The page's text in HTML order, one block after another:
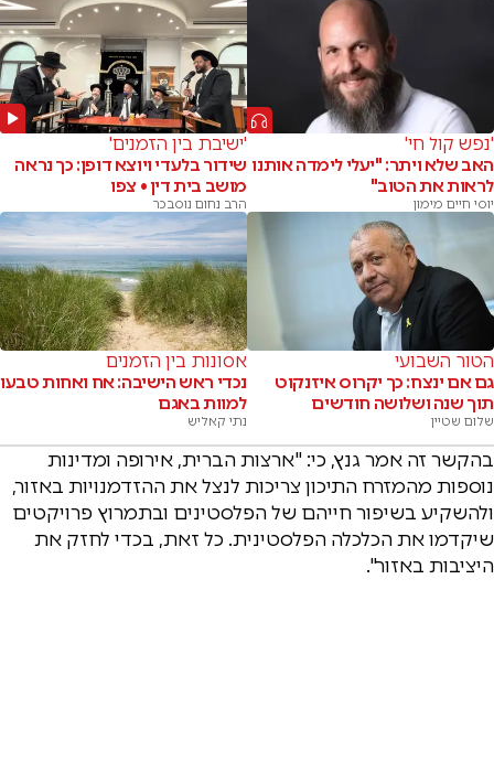
'נפש קול חי'
האב שלא ויתר: "יעלי לימדה אותנו
לראות את הטוב"
יוסי חיים מימון
'ישיבת בין הזמנים'
שידור בלעדי ויוצא דופן: כך נראה
מושב בית דין • צפו
הרב נחום נוסבכר
הטור השבועי
גם אם ינצח: כך יקרוס איזנקוט
תוך שנה ושלושה חודשים
שלום שטיין
אסונות בין הזמנים
נכדי ראש הישיבה: אח ואחות טבעו
למוות באגם
נתי קאליש
בהקשר זה אמר גנץ, כי: "ארצות הברית, אירופה ומדינות
נוספות מהמזרח התיכון צריכות לנצל את ההזדמנויות באזור,
ולהשקיע בשיפור חייהם של הפלסטינים ובתמרוץ פרויקטים
שיקדמו את הכלכלה הפלסטינית. כל זאת, בכדי לחזק את
היציבות באזור".